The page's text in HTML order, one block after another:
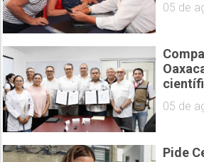
05 de
05 de
Pide